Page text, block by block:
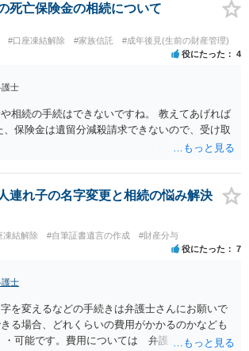
死亡保険金の相続について
#口座凍結解除 #家族信託 #成年後見(生前の財産管理)
役にたった 4
護士
相続の手続はできないですね。 教えてあげれば
保険金は遺留分減殺請求できないので、受け取
連れ子の名字変更と相続の悩み解決
凍結解除 #自筆証書遺言の作成 #財産分与
役にたった 7
護士
を変えるなどの手続きは弁護士さんにお願いで
る場合、どれくらいの費用がかかるのかなども
・可能です。費用については 弁護士と直接面談